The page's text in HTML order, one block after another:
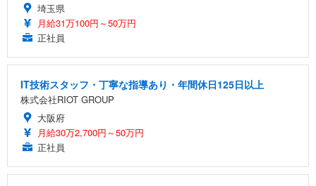
埼玉県
月給31万100円～50万円
正社員
IT技術スタッフ・丁寧な指導あり・年間休日125日以上
株式会社RIOT GROUP
大阪府
月給30万2,700円～50万円
正社員